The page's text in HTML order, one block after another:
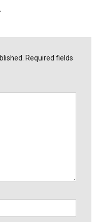
Required fields